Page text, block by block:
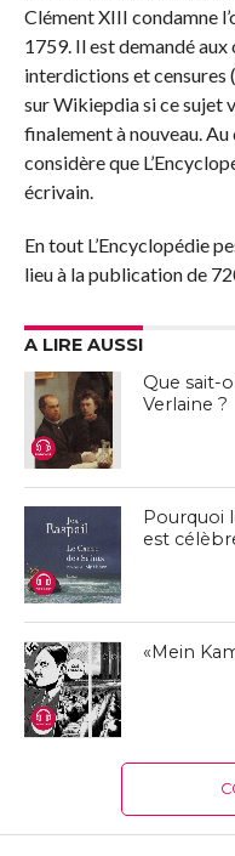
Clément XIII condamne
1759. Il est demandé
interdictions et censures
sur Wikiepdia si ce sujet
finalement à nouveau.
considère que
écrivain.
En tout L’Encyclopédie
lieu à la publication de
A LIRE AUSSI
Que sait-
Verlaine ?
Pourquoi
est
«Mein